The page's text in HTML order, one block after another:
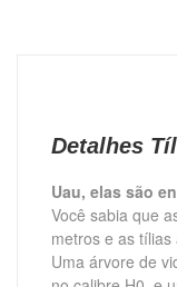
Detalhes
Uau, elas são
Você sabia que
metros e as
Uma árvore de